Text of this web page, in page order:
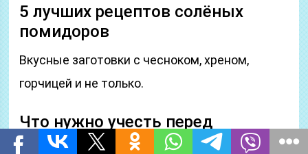
5 лучших рецептов солёных
помидоров
Вкусные заготовки с чесноком, хреном,
горчицей и не только.
Что нужно учесть перед
засолкой